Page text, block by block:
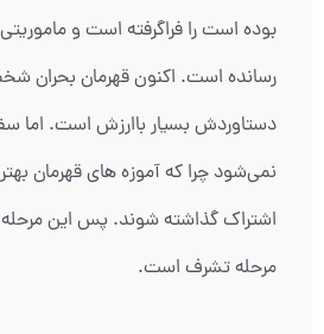
بوده است را فراگرفته است و
رسانده است. اکنون قهرمان بحران
دستاوردش بسیار باارزش است. اما
نمی‌شود چرا که آموزه های قهرمان
اشتراک گذاشته شوند. پس این مرحله
مرحله تشرف است.